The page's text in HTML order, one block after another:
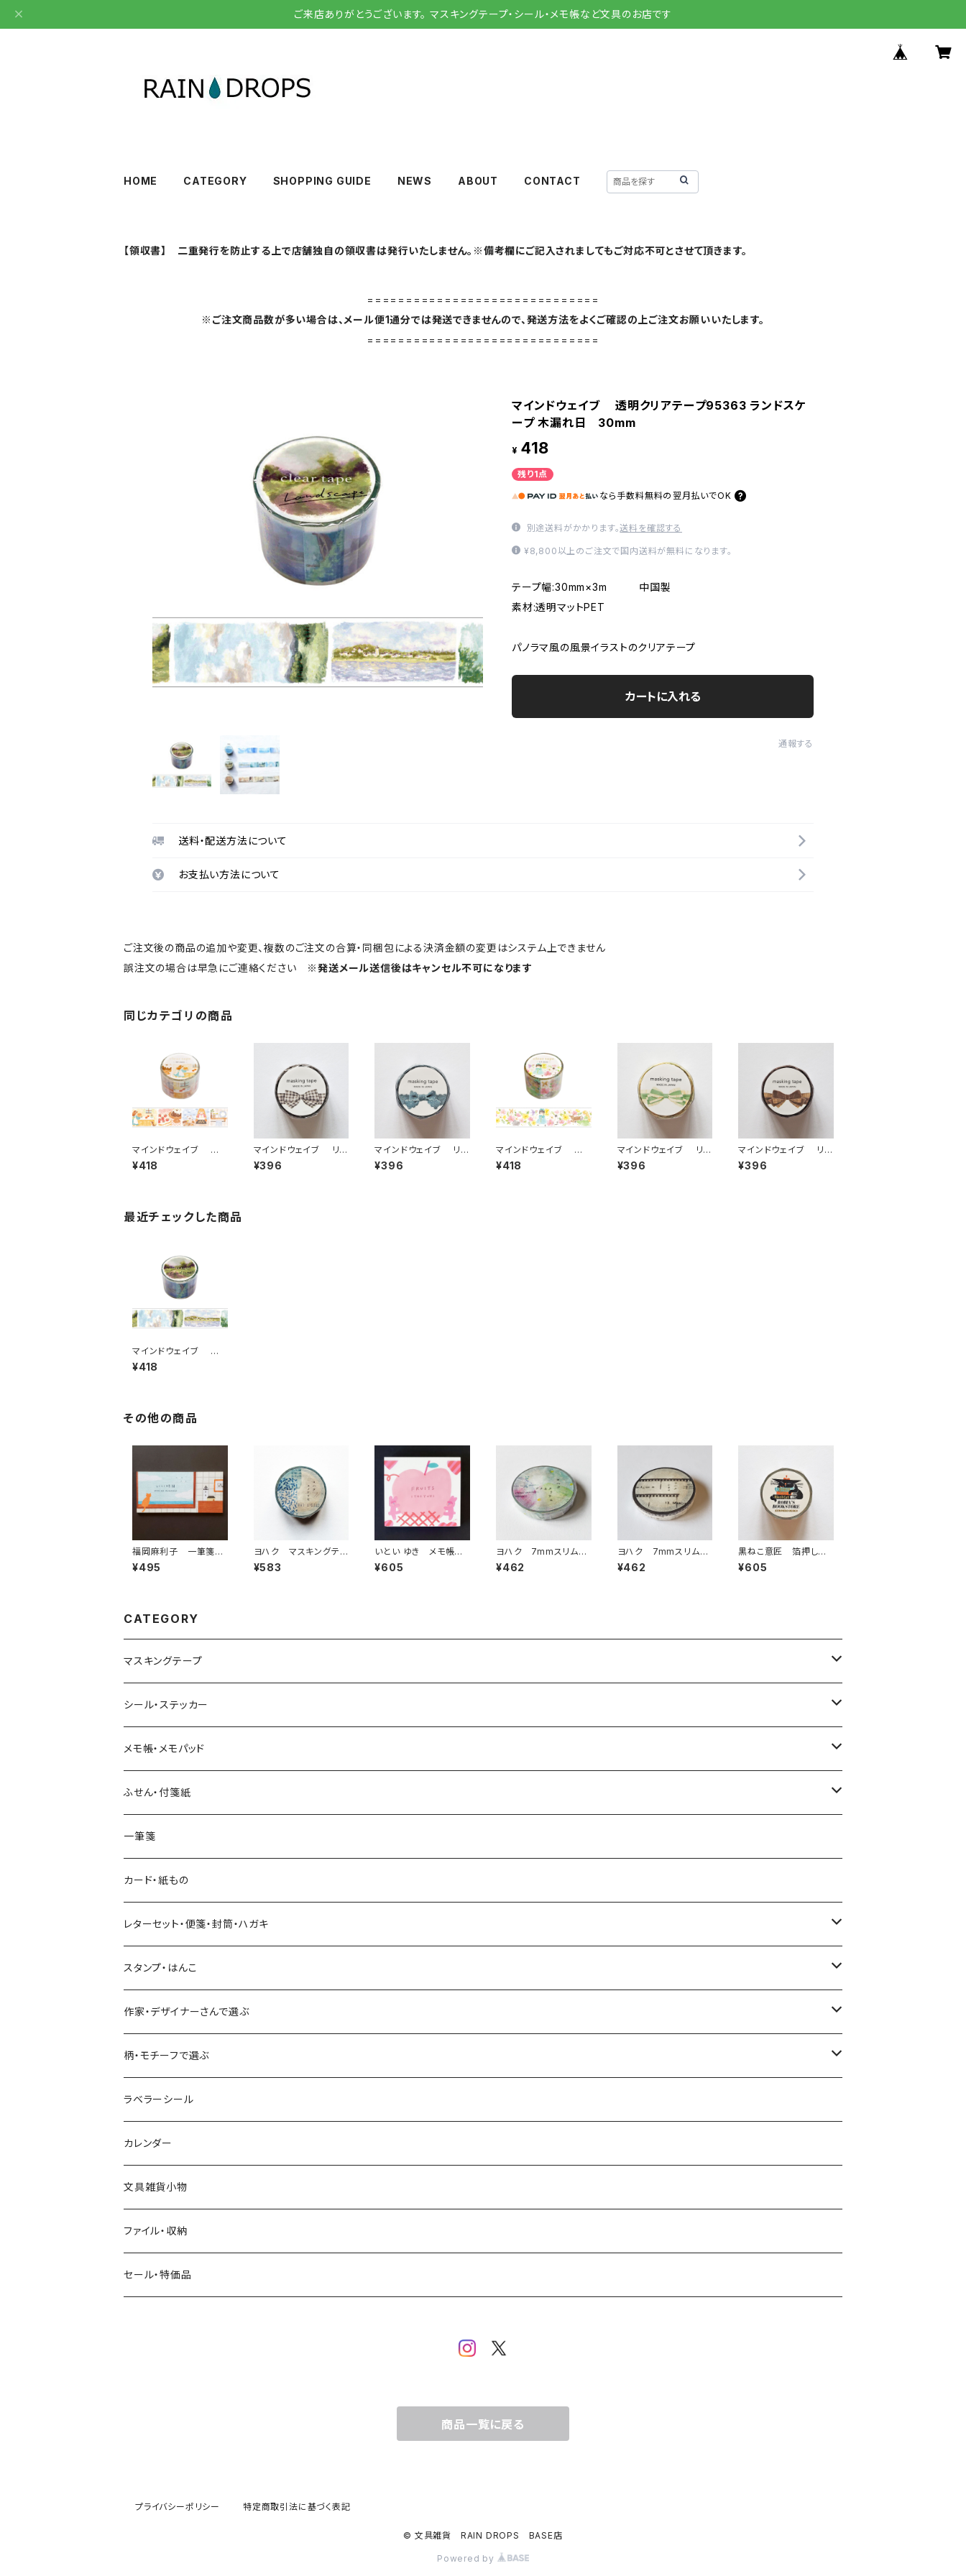
ご来店ありがとうございます。 マスキングテープ・シール・メモ帳など文具のお店です
HOME CATEGORY SHOPPING GUIDE NEWS ABOUT CONTACT
【領収書】 二重発行を防止する上で店舗独自の領収書は発行いたしません。※備考欄にご記入されましてもご対応不可とさせて頂きます。
==============================
※ご注文商品数が多い場合は、メール便1通分では発送できませんので、発送方法をよくご確認の上ご注文お願いいたします。
==============================
マインドウェイブ 透明クリアテープ95363 ランドスケ
ープ 木漏れ日 30mm
¥ 418
残り1点
なら 手数料無料の 翌月払いでOK
別途送料がかかります。送料を確認する
¥8,800以上のご注文で国内送料が無料になります。
テープ幅:30mm×3m 中国製
素材:透明マットPET
パノラマ風の風景イラストのクリアテープ
カートに入れる
通報する
送料・配送方法について
お支払い方法について
ご注文後の商品の追加や変更、複数のご注文の合算・同梱包による決済金額の変更はシステム上できません
誤注文の場合は早急にご連絡ください ※発送メール送信後はキャンセル不可になります
同じカテゴリの商品
マインドウェイブ 透
明クリアテープ95692
リル ストーリー bakin
¥418
マインドウェイブ リボ
ンマスキングテープ ダ
イカット95585 ギンガ
¥396
マインドウェイブ リボ
ンマスキングテープ ダ
イカット95587 デニム
¥396
マインドウェイブ 透
明クリアテープ95689
リル ストーリー stroll
¥418
マインドウェイブ リボ
ンマスキングテープ ダ
イカット95588 フリル
¥396
マインドウェイブ リボ
ンマスキングテープ ダ
イカット95589 ベロア
¥396
最近チェックした商品
マインドウェイブ 透
明クリアテープ95363
ランドスケープ 木漏れ
¥418
その他の商品
福岡麻利子 一筆箋
いい時間 横
¥495
ヨハク マスキングテ
ープ ヌノアワセ CH
ECK&STRIPE YC-0
¥583
いとい ゆき メモ帳
ブロックメモ FRUIT
¥605
ヨハク 7mmスリムマ
スキングテープ プラネ
タリウム L-014
¥462
ヨハク 7mmスリムマ
スキングテープ シネ
マ L-022
¥462
黒ねこ意匠 箔押しマ
スキングテープ ROBI
N'S BOOKSTORE本
¥605
CATEGORY
マスキングテープ
ヨハク
和紙
透明クリア
Hutte paper works （プロペラスタジオ）
ネクタイ
透明クリアテープ
柄・モチーフで選ぶ（マステ）
いちご・ストロベリー
フルーツ・野菜
ミモザ
お花・フラワー・グリーン・植物
マインドウェイブ
水縞
大枝活版室
星燈社
ミナペルホネン
BGM
eric
SAIEN
田村美紀
パピアプラッツ（作家もの）
シール・ステッカー
フレークシール
パピアプラッツ（作家もの）
ヨハク
ステッカーシール
マインドウェイブ
田村美紀
立体シール
メモ帳・メモパッド
ヨハク
HUTTE PAPER WORKS
表現社（作家もの）
星燈社
古川紙工
大枝活版室
ふせん・付箋紙
ヨハク
HUTTE PAPER WORKS
古川紙工
表現社（作家もの）
ロール付箋
一筆箋
カード・紙もの
レターセット・便箋・封筒・ハガキ
古川紙工
表現社（作家もの）
スタンプ・はんこ
Hutte paper works
ヨハク
作家・デザイナーさんで選ぶ
ネクタイ
Hutte paper works
ヨハク
eric
浅野みどり
西淑
柄・モチーフで選ぶ
フルーツ
食べ物・フード・スイーツ
パン・ブレッド
カフェ
コーヒー・飲み物・クリームソーダ
ラベラーシール
カレンダー
文具雑貨小物
ファイル・収納
セール・特価品
商品一覧に戻る
プライバシーポリシー 特定商取引法に基づく表記
© 文具雑貨 RAIN DROPS BASE店
Powered by